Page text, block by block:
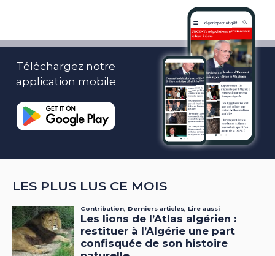
Téléchargez notre
application mobile
LES PLUS LUS CE MOIS